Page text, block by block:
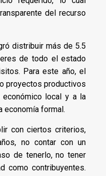
del recurso
distribuir más de 5.5
de todo el estado
Para este año, el
proyectos productivos
económico local y a la
economía formal.
con ciertos criterios,
no contar con un
de tenerlo, no tener
como contribuyentes.